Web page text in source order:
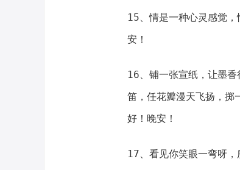
15、情是一种心灵感觉
安！
16、铺一张宣纸，让墨
笛，任花瓣漫天飞扬，掷
好！晚安！
17、看见你笑眼一弯呀，